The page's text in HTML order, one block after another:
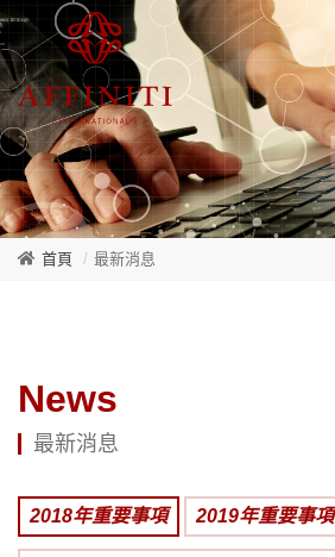
首頁 最新消息
News
最新消息
2018年重要事項 2019年重要事項